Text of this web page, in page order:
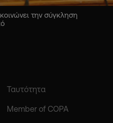
την σύγκληση
Ταυτότητα
Member of COPA